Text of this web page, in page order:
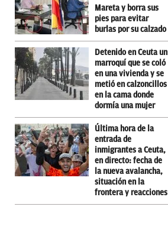
Mareta y borra sus
pies para evitar
burlas por su calzado
Detenido en Ceuta un
marroquí que se coló
en una vivienda y se
metió en calzoncillos
en la cama donde
dormía una mujer
Última hora de la
entrada de
inmigrantes a Ceuta,
en directo: fecha de
la nueva avalancha,
situación en la
frontera y reacciones